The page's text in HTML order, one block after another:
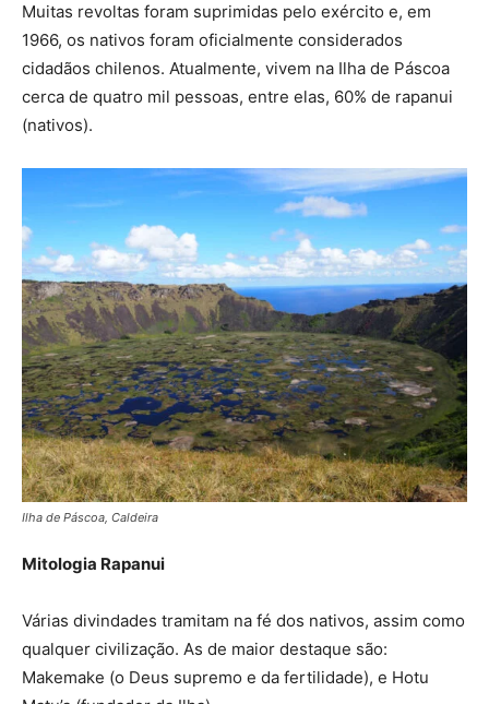
Muitas revoltas foram suprimidas pelo exército e, em
1966, os nativos foram oficialmente considerados
cidadãos chilenos. Atualmente, vivem na Ilha de Páscoa
cerca de quatro mil pessoas, entre elas, 60% de rapanui
(nativos).
Ilha de Páscoa, Caldeira
Mitologia Rapanui
Várias divindades tramitam na fé dos nativos, assim como
qualquer civilização. As de maior destaque são:
Makemake (o Deus supremo e da fertilidade), e Hotu